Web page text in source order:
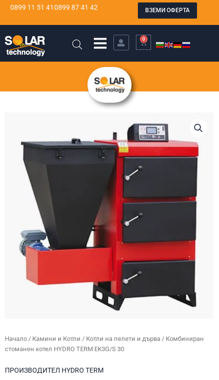
Skip
content
0899 11 51 410899 87 41 42 ВЗЕМИ ОФЕРТА
0
CART
Начало / Камини и Котли / Котли на пелети и дърва / Комбиниран
стоманен котел HYDRO TERM EK3G/S 30
ПРОИЗВОДИТЕЛ HYDRO TERM